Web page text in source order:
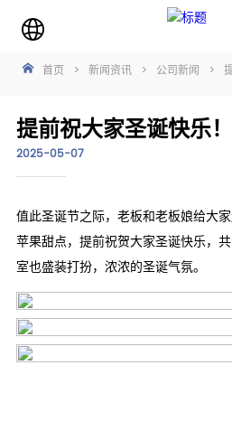
首页 > 新闻资讯 > 公司新闻 >
提前祝大家圣诞快乐！
2025-05-07